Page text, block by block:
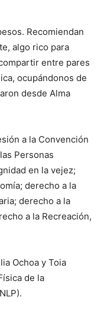
Recomiendan
algo rico para
entre pares
ocupándonos de
desde Alma
a la Convención
Personas
en la vejez;
derecho a la
derecho a la
a la Recreación,
Ochoa y Toia
de la